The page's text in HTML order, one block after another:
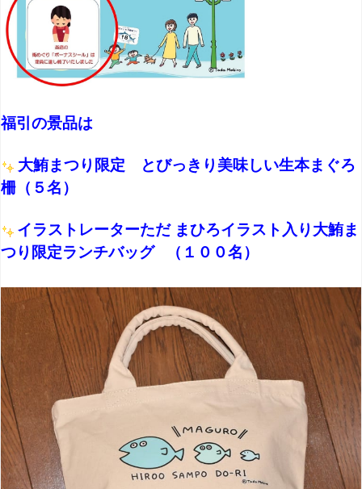
福引の景品は
大鮪まつり限定 とびっきり美味しい生本まぐろ
柵（５名）
イラストレーターただ まひろイラスト入り大鮪ま
つり限定ランチバッグ （１００名）